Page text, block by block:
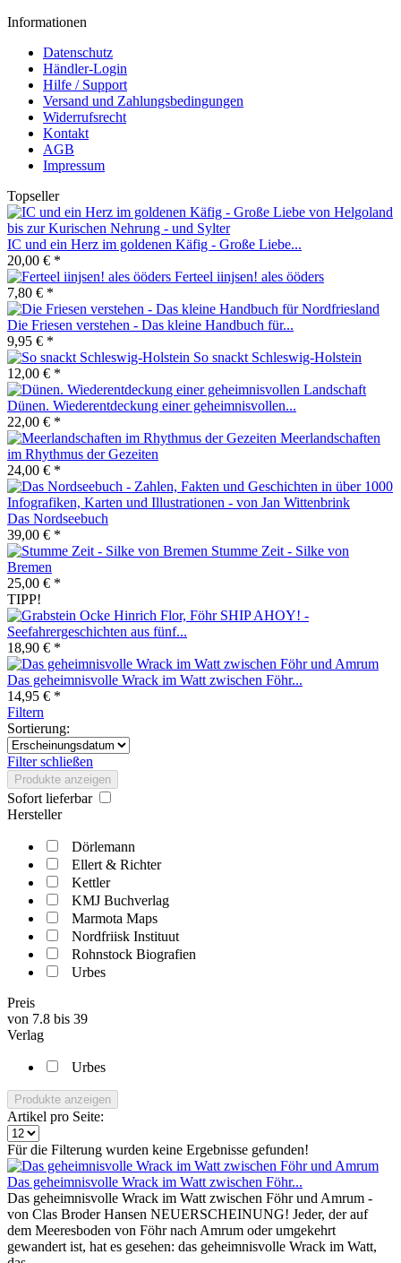
Informationen
Datenschutz
Händler-Login
Hilfe / Support
Versand und Zahlungsbedingungen
Widerrufsrecht
Kontakt
AGB
Impressum
Topseller
IC und ein Herz im goldenen Käfig - Große Liebe...
20,00 € *
Ferteel iinjsen! ales ööders
7,80 € *
Die Friesen verstehen - Das kleine Handbuch für...
9,95 € *
So snackt Schleswig-Holstein
12,00 € *
Dünen. Wiederentdeckung einer geheimnisvollen...
22,00 € *
Meerlandschaften
im Rhythmus der Gezeiten
24,00 € *
Das Nordseebuch
39,00 € *
Stumme Zeit - Silke von
Bremen
25,00 € *
TIPP!
SHIP AHOY! -
Seefahrergeschichten aus fünf...
18,90 € *
Das geheimnisvolle Wrack im Watt zwischen Föhr...
14,95 € *
Filtern
Sortierung:
Filter schließen
Produkte anzeigen
Sofort lieferbar
Hersteller
Dörlemann
Ellert & Richter
Kettler
KMJ Buchverlag
Marmota Maps
Nordfriisk Instituut
Rohnstock Biografien
Urbes
Preis
von 7.8 bis 39
Verlag
Urbes
Produkte anzeigen
Artikel pro Seite:
Für die Filterung wurden keine Ergebnisse gefunden!
Das geheimnisvolle Wrack im Watt zwischen Föhr...
Das geheimnisvolle Wrack im Watt zwischen Föhr und Amrum -
von Clas Broder Hansen NEUERSCHEINUNG! Jeder, der auf
dem Meeresboden von Föhr nach Amrum oder umgekehrt
gewandert ist, hat es gesehen: das geheimnisvolle Wrack im Watt,